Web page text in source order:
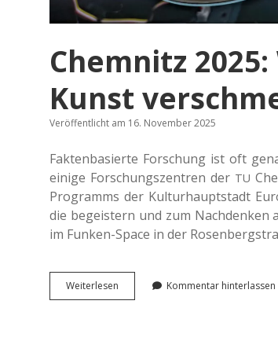
Chemnitz
Kunst
Veröffentlicht am 16. November 2025
Fak­ten­ba­sier­te For­schung ist oft
einige For­schungs­zen­tren der TU
Pro­gramms der Kul­tur­haupt­stadt
die begeis­tern und zum Nach­den­ken
im Funken-Space in der
Wei­ter­le­sen
nitz
Kommentar hinterlassen